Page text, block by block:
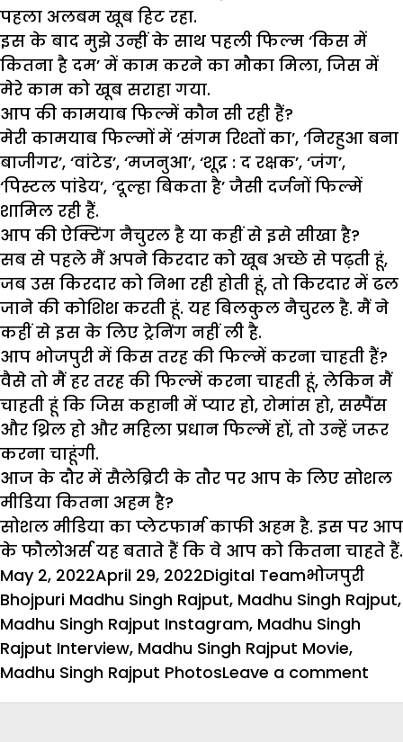
पहला अलबम खूब हिट रहा.
इस के बाद मुझे उन्हीं के साथ पहली फिल्म ‘किस में
कितना है दम’ में काम करने का मौका मिला, जिस में
मेरे काम को खूब सराहा गया.
आप की कामयाब फिल्में कौन सी रही हैं?
मेरी कामयाब फिल्मों में ‘संगम रिश्तों का’, ‘निरहुआ बना
बाजीगर’, ‘वांटेड’, ‘मजनुआ’, ‘शूद्र : द रक्षक’, ‘जंग’,
‘पिस्टल पांडेय’, ‘दूल्हा बिकता है’ जैसी दर्जनों फिल्में
शामिल रही हैं.
आप की ऐक्टिंग नैचुरल है या कहीं से इसे सीखा है?
सब से पहले मैं अपने किरदार को खूब अच्छे से पढ़ती हूं,
जब उस किरदार को निभा रही होती हूं, तो किरदार में ढल
जाने की कोशिश करती हूं. यह बिलकुल नैचुरल है. मैं ने
कहीं से इस के लिए ट्रेनिंग नहीं ली है.
आप भोजपुरी में किस तरह की फिल्में करना चाहती हैं?
वैसे तो मैं हर तरह की फिल्में करना चाहती हूं, लेकिन मैं
चाहती हूं कि जिस कहानी में प्यार हो, रोमांस हो, सस्पैंस
और थ्रिल हो और महिला प्रधान फिल्में हों, तो उन्हें जरूर
करना चाहूंगी.
आज के दौर में सैलेब्रिटी के तौर पर आप के लिए सोशल
मीडिया कितना अहम है?
सोशल मीडिया का प्लेटफार्म काफी अहम है. इस पर आप
के फौलोअर्स यह बताते हैं कि वे आप को कितना चाहते हैं.
Posted
on
May 2, 2022April 29, 2022Author
Digital TeamCategories
भोजपुरीTags
Bhojpuri Madhu Singh Rajput, Madhu Singh Rajput,
Madhu Singh Rajput Instagram, Madhu Singh
Rajput Interview, Madhu Singh Rajput Movie,
Madhu Singh Rajput PhotosLeave a comment